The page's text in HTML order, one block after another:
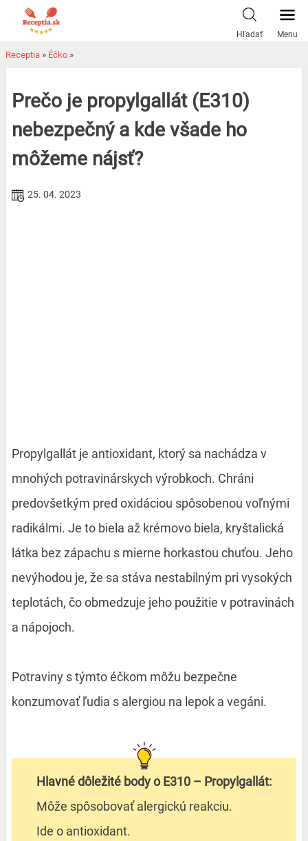
Hľadať Menu
Receptia » Éčko »
Prečo je propylgallát (E310)
nebezpečný a kde všade ho
môžeme nájsť?
25. 04. 2023
Propylgallát je antioxidant, ktorý sa nachádza v
mnohých potravinárskych výrobkoch. Chráni
predovšetkým pred oxidáciou spôsobenou voľnými
radikálmi. Je to biela až krémovo biela, kryštalická
látka bez zápachu s mierne horkastou chuťou. Jeho
nevýhodou je, že sa stáva nestabilným pri vysokých
teplotách, čo obmedzuje jeho použitie v potravinách
a nápojoch.
Potraviny s týmto éčkom môžu bezpečne
konzumovať ľudia s alergiou na lepok a vegáni.
Hlavné dôležité body o E310 – Propylgallát:
Môže spôsobovať alergickú reakciu.
Ide o antioxidant.